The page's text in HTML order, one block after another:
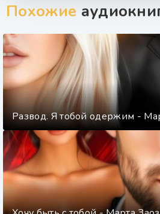
Похожие
Развод. Я тобой одержим -